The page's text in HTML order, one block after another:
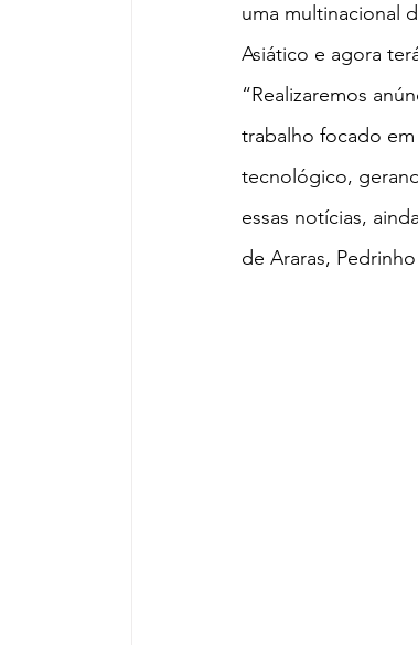
uma multinacional
Asiático e agora
“Realizaremos
trabalho focado
tecnológico,
essas notícias,
de Araras,